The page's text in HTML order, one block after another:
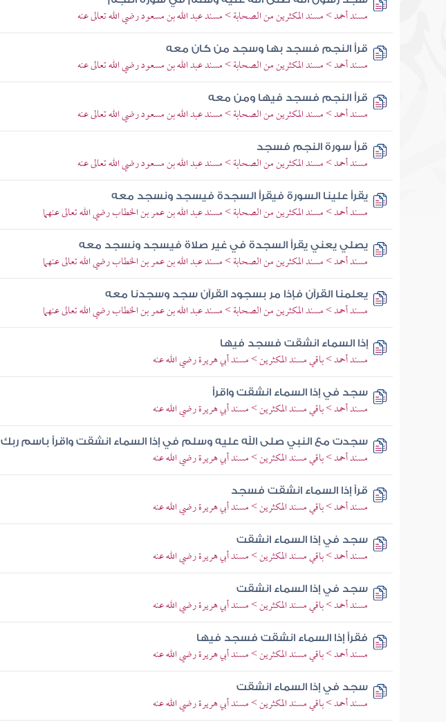
مسند أحمد > مسند المكثرين من الصحابة > مسند عبد الله بن مسعود رضي الله تعالى عنه
قرأ النجم فسجد بها وسجد من كان معه
مسند أحمد > مسند المكثرين من الصحابة > مسند عبد الله بن مسعود رضي الله تعالى عنه
قرأ النجم فسجد فيها ومن معه
مسند أحمد > مسند المكثرين من الصحابة > مسند عبد الله بن مسعود رضي الله تعالى عنه
قرأ سورة النجم فسجد
مسند أحمد > مسند المكثرين من الصحابة > مسند عبد الله بن مسعود رضي الله تعالى عنه
يقرأ علينا السورة فيقرأ السجدة فيسجد ونسجد معه
مسند أحمد > مسند المكثرين من الصحابة > مسند عبد الله بن عمر بن الخطاب رضي الله تعالى عنهما
يصلي يعني يقرأ السجدة في غير صلاة فيسجد ونسجد معه
مسند أحمد > مسند المكثرين من الصحابة > مسند عبد الله بن عمر بن الخطاب رضي الله تعالى عنهما
يعلمنا القرآن فإذا مر بسجود القرآن سجد وسجدنا معه
مسند أحمد > مسند المكثرين من الصحابة > مسند عبد الله بن عمر بن الخطاب رضي الله تعالى عنهما
إذا السماء انشقت فسجد فيها
مسند أحمد > باقي مسند المكثرين > مسند أبي هريرة رضي الله عنه
سجد في إذا السماء انشقت واقرأ
مسند أحمد > باقي مسند المكثرين > مسند أبي هريرة رضي الله عنه
سجدت مع النبي صلى الله عليه وسلم في إذا السماء انشقت واقرأ باسم ربك
مسند أحمد > باقي مسند المكثرين > مسند أبي هريرة رضي الله عنه
قرأ إذا السماء انشقت فسجد
مسند أحمد > باقي مسند المكثرين > مسند أبي هريرة رضي الله عنه
سجد في إذا السماء انشقت
مسند أحمد > باقي مسند المكثرين > مسند أبي هريرة رضي الله عنه
سجد في إذا السماء انشقت
مسند أحمد > باقي مسند المكثرين > مسند أبي هريرة رضي الله عنه
فقرأ إذا السماء انشقت فسجد فيها
مسند أحمد > باقي مسند المكثرين > مسند أبي هريرة رضي الله عنه
سجد في إذا السماء انشقت
مسند أحمد > باقي مسند المكثرين > مسند أبي هريرة رضي الله عنه